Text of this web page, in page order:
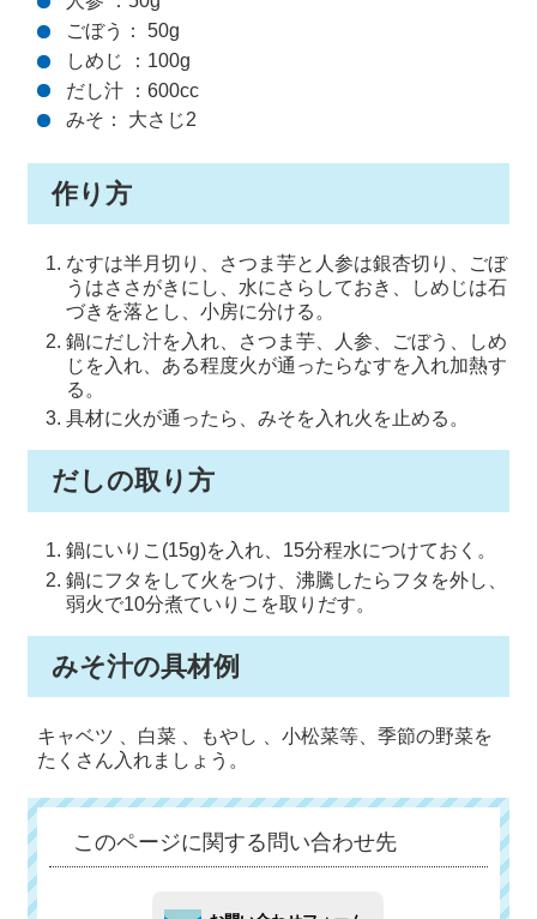
ごぼう： 50g
しめじ ：100g
だし汁 ：600cc
みそ： 大さじ2
作り方
なすは半月切り、さつま芋と人参は銀杏切り、ごぼ
うはささがきにし、水にさらしておき、しめじは石
づきを落とし、小房に分ける。
鍋にだし汁を入れ、さつま芋、人参、ごぼう、しめ
じを入れ、ある程度火が通ったらなすを入れ加熱す
る。
具材に火が通ったら、みそを入れ火を止める。
だしの取り方
鍋にいりこ(15g)を入れ、15分程水につけておく。
鍋にフタをして火をつけ、沸騰したらフタを外し、
弱火で10分煮ていりこを取りだす。
みそ汁の具材例
キャベツ 、白菜 、もやし 、小松菜等、季節の野菜を
たくさん入れましょう。
このページに関する問い合わせ先